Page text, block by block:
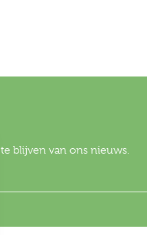
blijven van ons nieuws.